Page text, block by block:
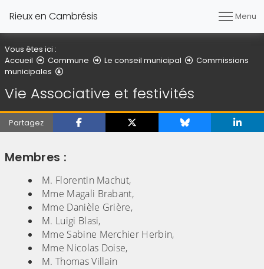
Rieux en Cambrésis Menu
Vous êtes ici :
Accueil
Commune Le conseil municipal
Commissions
municipales
Vie Associative et festivités
Partagez
Membres :
M. Florentin Machut,
Mme Magali Brabant,
Mme Danièle Grière,
M. Luigi Blasi,
Mme Sabine Merchier Herbin,
Mme Nicolas Doise,
M. Thomas Villain